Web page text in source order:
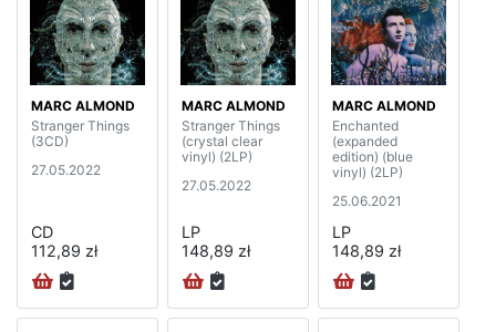
MARC ALMOND
Stranger Things
(3CD)
27.05.2022
CD
112,89 zł
MARC ALMOND
Stranger Things
(crystal clear
vinyl) (2LP)
27.05.2022
LP
148,89 zł
MARC ALMOND
Enchanted
(expanded
edition) (blue
vinyl) (2LP)
25.06.2021
LP
148,89 zł